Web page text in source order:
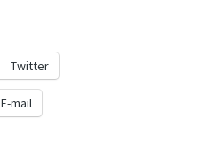
Twitter
E-mail